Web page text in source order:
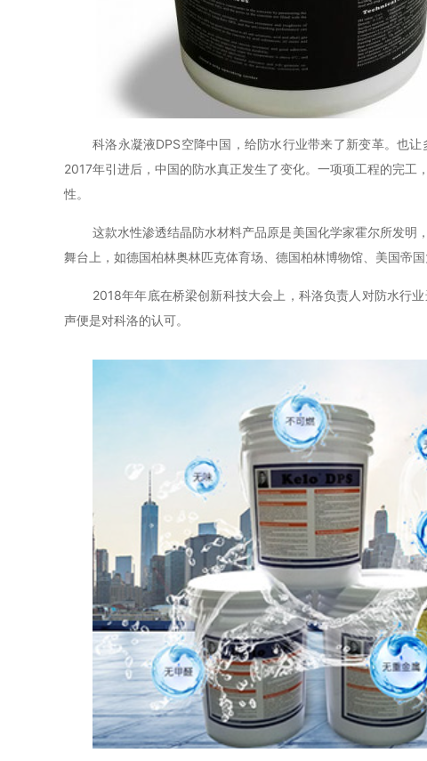
科洛永凝液DPS空降中国，给防水行业带来了新变革。也
2017年引进后，中国的防水真正发生了变化。一项项工程的完
性。
这款水性渗透结晶防水材料产品原是美国化学家霍尔所发明
舞台上，如德国柏林奥林匹克体育场、德国柏林博物馆、美国帝
2018年年底在桥梁创新科技大会上，科洛负责人对防水行
声便是对科洛的认可。